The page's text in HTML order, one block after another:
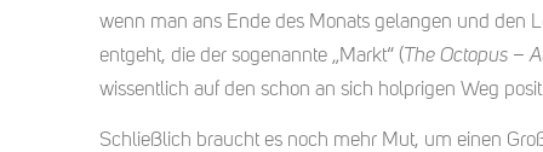
wenn man ans Ende des Monats gelangen und den
entgeht, die der sogenannte „Markt“ ( The Octopus –
wissentlich auf den schon an sich holprigen Weg
Schließlich braucht es noch mehr Mut, um einen